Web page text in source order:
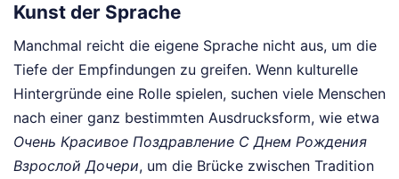
Kunst der Sprache
Manchmal reicht die eigene Sprache nicht aus, um die
Tiefe der Empfindungen zu greifen. Wenn kulturelle
Hintergründe eine Rolle spielen, suchen viele Menschen
nach einer ganz bestimmten Ausdrucksform, wie etwa
Очень Красивое Поздравление С Днем Рождения
Взрослой Дочери, um die Brücke zwischen Tradition